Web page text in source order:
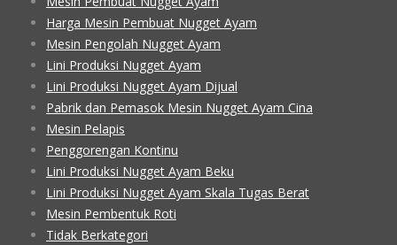
Harga Mesin Pembuat Nugget Ayam
Mesin Pengolah Nugget Ayam
Lini Produksi Nugget Ayam
Lini Produksi Nugget Ayam Dijual
Pabrik dan Pemasok Mesin Nugget Ayam Cina
Mesin Pelapis
Penggorengan Kontinu
Lini Produksi Nugget Ayam Beku
Lini Produksi Nugget Ayam Skala Tugas Berat
Mesin Pembentuk Roti
Tidak Berkategori